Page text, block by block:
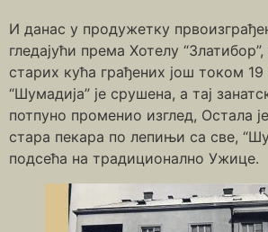
И данас у продужетку
гледајући према Хотелу
старих кућа грађених још током
“Шумадија” је срушена, а тај
потпуно променио изглед, Остала
стара пекара по лепињи са све,
подсећа на традиционално Ужице.